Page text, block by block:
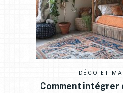
DÉCO ET
Comment intégrer